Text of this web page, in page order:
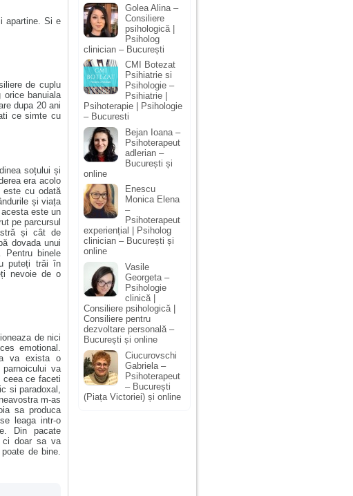
apartine. Si e
de cuplu
banuiala
dupa 20 ani
ce simte cu
soțului și
era acolo
este cu odată
și viața
este un
pe parcursul
și cât de
dovada unui
binele
puteți trăi în
nevoie de o
de nici
emotional.
va exista o
va
ceea ce faceti
si paradoxal,
m-as
sa produca
leaga intr-o
Din pacate
ci doar sa va
de bine.
Golea Alina –
Consiliere
psihologică |
Psiholog
clinician – București
CMI Botezat
Psihiatrie si
Psihologie –
Psihiatrie |
Psihoterapie | Psihologie
– Bucuresti
Bejan Ioana –
Psihoterapeut
adlerian –
București și
online
Enescu
Monica Elena
–
Psihoterapeut
experiențial | Psiholog
clinician – București și
online
Vasile
Georgeta –
Psihologie
clinică |
Consiliere psihologică |
Consiliere pentru
dezvoltare personală –
București și online
Ciucurovschi
Gabriela –
Psihoterapeut
– București
(Piața Victoriei) și online